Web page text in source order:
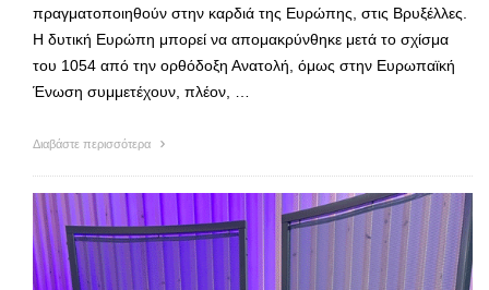
πραγματοποιηθούν στην καρδιά της Ευρώπης, στις Βρυξέλλες.
Η δυτική Ευρώπη μπορεί να απομακρύνθηκε μετά το σχίσμα
του 1054 από την ορθόδοξη Ανατολή, όμως στην Ευρωπαϊκή
Ένωση συμμετέχουν, πλέον, …
Διαβάστε περισσότερα